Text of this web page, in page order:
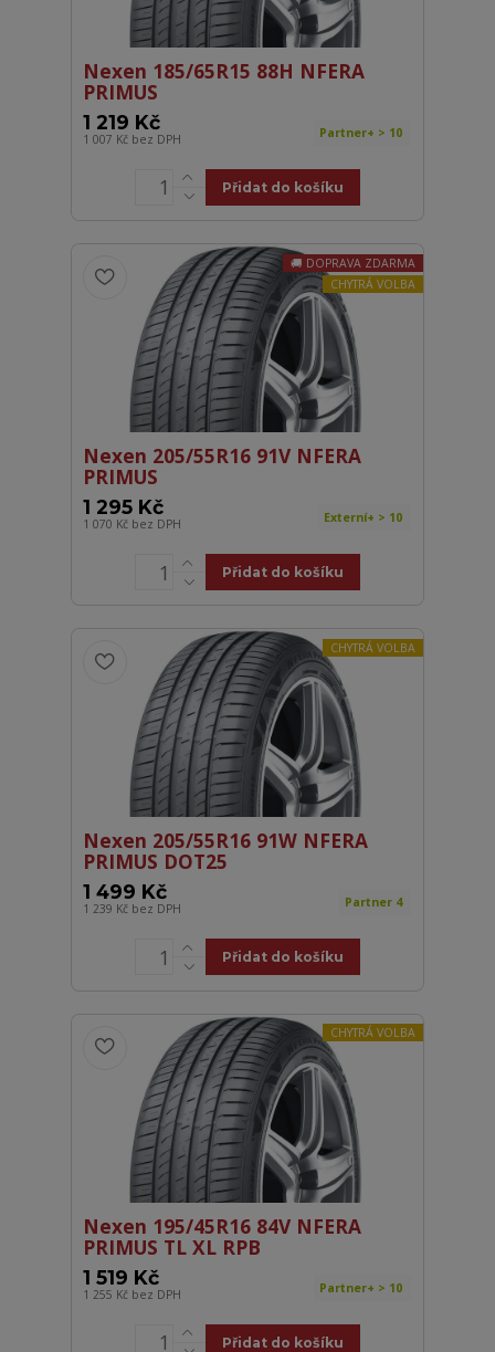
Nexen 185/65R15 88H NFERA
PRIMUS
1 219 Kč
1 007 Kč bez DPH Partner+ > 10
Přidat do košíku
DOPRAVA ZDARMA
CHYTRÁ VOLBA
Nexen 205/55R16 91V NFERA
PRIMUS
1 295 Kč
1 070 Kč bez DPH Externí+ > 10
Přidat do košíku
CHYTRÁ VOLBA
Nexen 205/55R16 91W NFERA
PRIMUS DOT25
1 499 Kč
1 239 Kč bez DPH Partner 4
Přidat do košíku
CHYTRÁ VOLBA
Nexen 195/45R16 84V NFERA
PRIMUS TL XL RPB
1 519 Kč
1 255 Kč bez DPH Partner+ > 10
Přidat do košíku